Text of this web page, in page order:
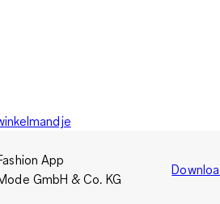
App
GmbH & Co. KG